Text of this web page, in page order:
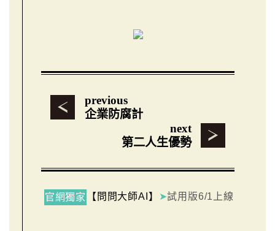
previous
企業防腐計
next
第二人生優勢
官網獨家 【問問大師AI】 ➤試用版6/1上線